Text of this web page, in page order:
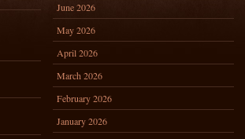
June 2026
May 2026
April 2026
March 2026
February 2026
January 2026